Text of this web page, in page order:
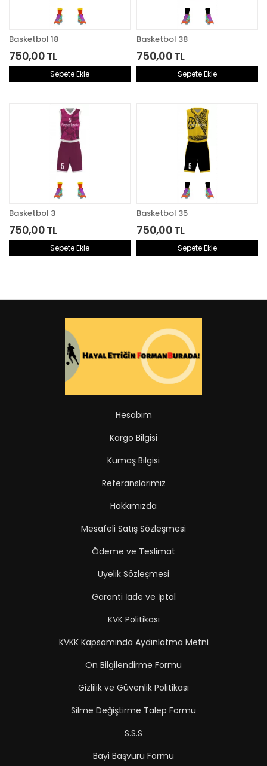
Basketbol 18
750,00 TL
Sepete Ekle
Basketbol 38
750,00 TL
Sepete Ekle
Basketbol 3
750,00 TL
Sepete Ekle
Basketbol 35
750,00 TL
Sepete Ekle
Hesabım
Kargo Bilgisi
Kumaş Bilgisi
Referanslarımız
Hakkımızda
Mesafeli Satış Sözleşmesi
Ödeme ve Teslimat
Üyelik Sözleşmesi
Garanti İade ve İptal
KVK Politikası
KVKK Kapsamında Aydınlatma Metni
Ön Bilgilendirme Formu
Gizlilik ve Güvenlik Politikası
Silme Değiştirme Talep Formu
S.S.S
Bayi Başvuru Formu